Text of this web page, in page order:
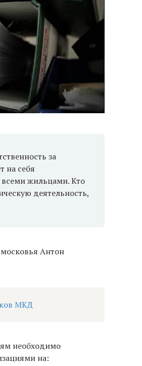
за
на себя
жильцами. Кто
деятельность,
Антон
МКД
необходимо
на: